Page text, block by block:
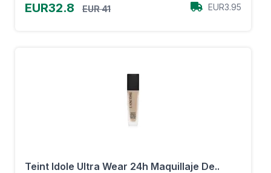
EUR32.8 EUR 41 EUR3.95
Teint Idole Ultra Wear 24h Maquillaje De..